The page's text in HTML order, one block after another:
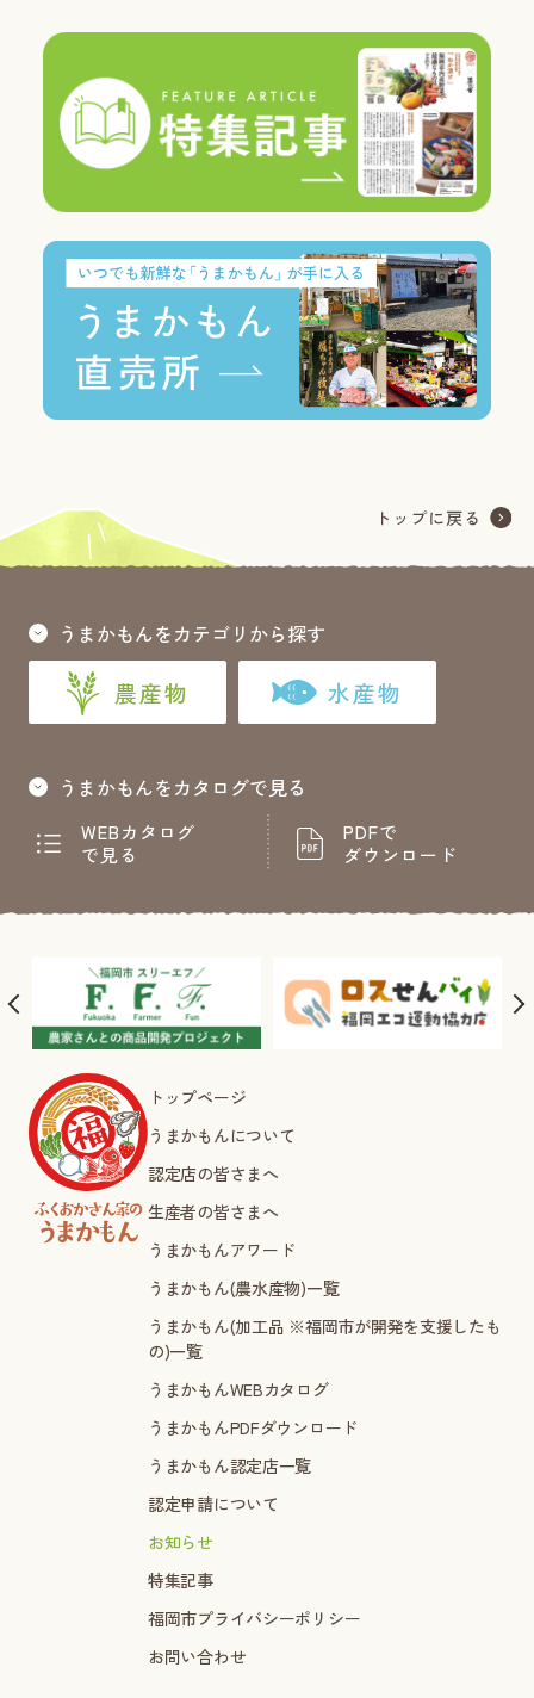
うまかもんをカテゴリから探す
農産物 水産物
うまかもんをカタログで見る
WEBカタログ
で見る
PDFで
ダウンロード
トップページ
うまかもんについて
認定店の皆さまへ
生産者の皆さまへ
うまかもんアワード
うまかもん(農水産物)一覧
うまかもん(加工品 ※福岡市が開発を支援したも
の)一覧
うまかもんWEBカタログ
うまかもんPDFダウンロード
うまかもん認定店一覧
認定申請について
お知らせ
特集記事
福岡市プライバシーポリシー
お問い合わせ